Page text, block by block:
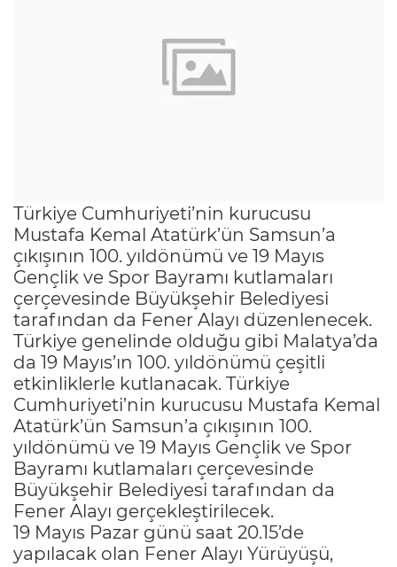
Türkiye Cumhuriyeti’nin kurucusu
Mustafa Kemal Atatürk’ün Samsun’a
çıkışının 100. yıldönümü ve 19 Mayıs
Gençlik ve Spor Bayramı kutlamaları
çerçevesinde Büyükşehir Belediyesi
tarafından da Fener Alayı düzenlenecek.
Türkiye genelinde olduğu gibi Malatya’da
da 19 Mayıs’ın 100. yıldönümü çeşitli
etkinliklerle kutlanacak. Türkiye
Cumhuriyeti’nin kurucusu Mustafa Kemal
Atatürk’ün Samsun’a çıkışının 100.
yıldönümü ve 19 Mayıs Gençlik ve Spor
Bayramı kutlamaları çerçevesinde
Büyükşehir Belediyesi tarafından da
Fener Alayı gerçekleştirilecek.
19 Mayıs Pazar günü saat 20.15’de
yapılacak olan Fener Alayı Yürüyüşü,